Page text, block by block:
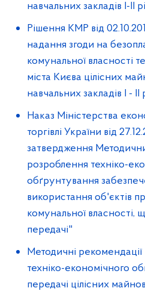
навчальних закладів І-ІІ
Рішення КМР від
надання згоди на
комунальної власності
міста Києва цілісних
навчальних закладів I - II
Наказ Міністерства
торгівлі України від
затвердження
розроблення техніко-
обґрунтування
використання об'єктів
комунальної власності,
передачі"
Методичні
техніко-економічного
передачі цілісних